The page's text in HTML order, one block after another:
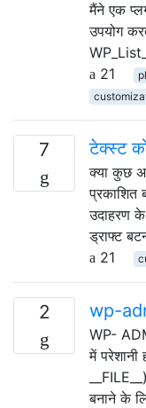
मैंने एक
उपयोग
21
7 टेक्स्ट
क्या कुछ
प्रकाशित
उदाहरण
ड्राफ्ट
21
2 wp-
WP-
में
बनाने के